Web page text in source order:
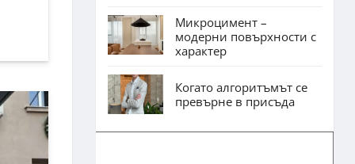
Микроцимент –
модерни повърхности с
характер
Когато алгоритъмът се
превърне в присъда